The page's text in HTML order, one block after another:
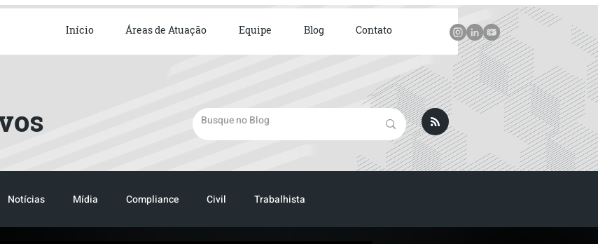
Início Áreas de Atuação Equipe Blog Contato
Notícias Mídia Compliance Civil Trabalhista